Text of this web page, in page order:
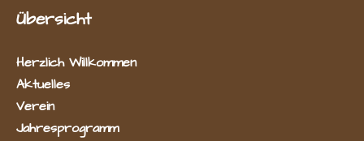
Übersicht
Herzlich Willkommen
Aktuelles
Verein
Jahresprogramm